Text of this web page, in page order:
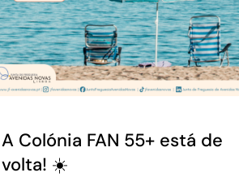
A Colónia FAN 55+ está de
volta! ☀️